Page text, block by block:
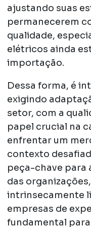
ajustando suas
permanecerem
qualidade,
elétricos ainda
importação.
Dessa forma, é
exigindo
setor, com a
papel crucial na
enfrentar um
contexto
peça-chave para
das
intrinsecamente
empresas de
fundamental